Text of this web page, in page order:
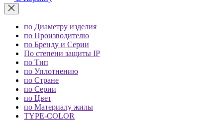
по Диаметру изделия
по Производителю
по Бренду и Серии
По степени защиты IP
по Тип
по Уплотнению
по Стране
по Серии
по Цвет
по Материалу жилы
TYPE-COLOR